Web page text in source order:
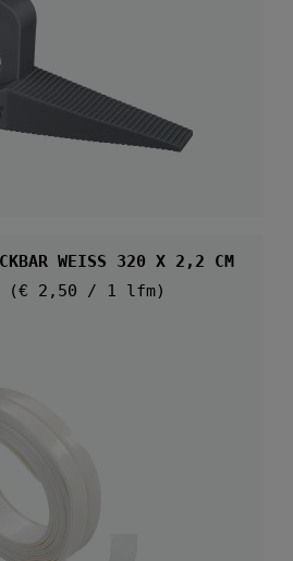
ABDICHTBAND KNICKBAR WEISS 320 X 2,2 CM
(€ 2,50 / 1 lfm)